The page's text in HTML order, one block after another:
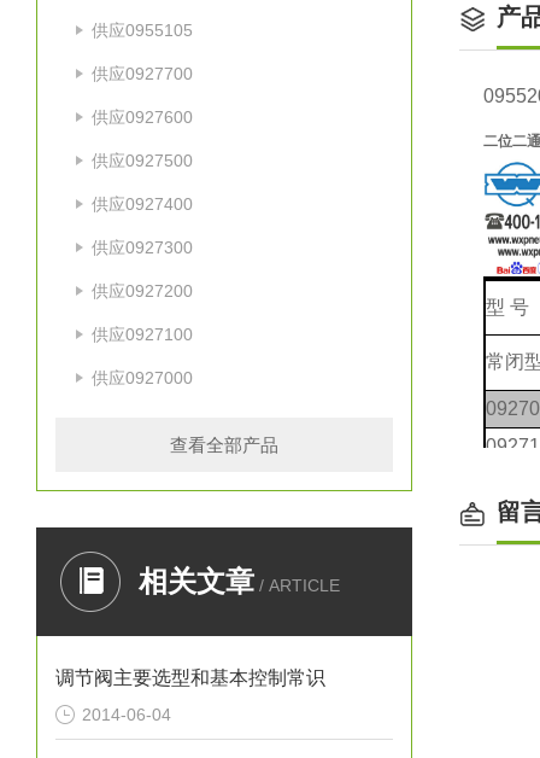
供应0955105
供应0927700
供应0927600
供应0927500
供应0927400
供应0927300
供应0927200
供应0927100
供应0927000
查看全部产品
相关文章 / ARTICLE
调节阀主要选型和基本控制常识
2014-06-04
产
二位二
型 号
常闭
留